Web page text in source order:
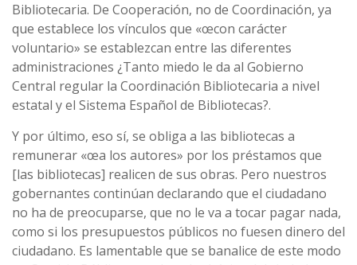
Bibliotecaria. De Cooperación, no de Coordinación, ya
que establece los ví­nculos que «œcon carácter
voluntario» se establezcan entre las diferentes
administraciones ¿Tanto miedo le da al Gobierno
Central regular la Coordinación Bibliotecaria a nivel
estatal y el Sistema Español de Bibliotecas?.
Y por último, eso sí­, se obliga a las bibliotecas a
remunerar «œa los autores» por los préstamos que
[las bibliotecas] realicen de sus obras. Pero nuestros
gobernantes continúan declarando que el ciudadano
no ha de preocuparse, que no le va a tocar pagar nada,
como si los presupuestos públicos no fuesen dinero del
ciudadano. Es lamentable que se banalice de este modo